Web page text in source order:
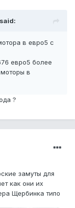
в евро5 с
евро5 более
в
?
замуты для
как они их
Щербинка типо